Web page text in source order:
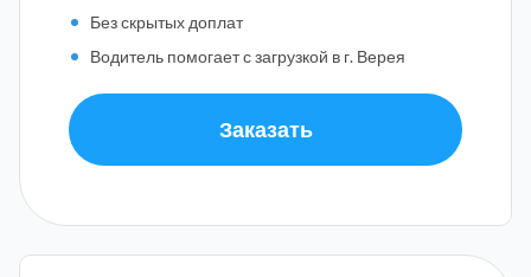
Без скрытых доплат
Водитель помогает с загрузкой в г. Верея
Заказать